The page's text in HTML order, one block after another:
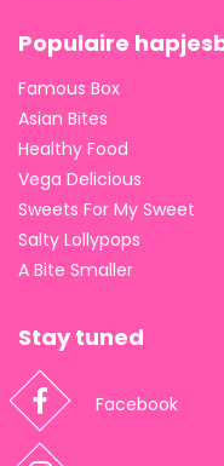
Populaire
Famous Box
Asian Bites
Healthy Food
Vega Delicious
Sweets For My Sweet
Salty Lollypops
A Bite Smaller
Stay tuned
Facebook